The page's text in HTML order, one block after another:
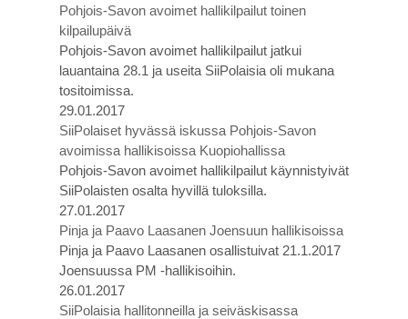
Pohjois-Savon avoimet hallikilpailut toinen
kilpailupäivä
Pohjois-Savon avoimet hallikilpailut jatkui
lauantaina 28.1 ja useita SiiPolaisia oli mukana
tositoimissa.
29.01.2017
SiiPolaiset hyvässä iskussa Pohjois-Savon
avoimissa hallikisoissa Kuopiohallissa
Pohjois-Savon avoimet hallikilpailut käynnistyivät
SiiPolaisten osalta hyvillä tuloksilla.
27.01.2017
Pinja ja Paavo Laasanen Joensuun hallikisoissa
Pinja ja Paavo Laasanen osallistuivat 21.1.2017
Joensuussa PM -hallikisoihin.
26.01.2017
SiiPolaisia hallitonneilla ja seiväskisassa